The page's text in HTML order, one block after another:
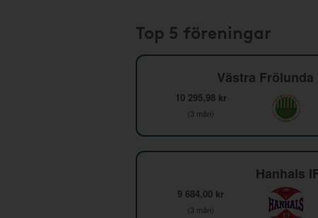
Top 5 föreningar
Västra Frölunda
10 295,98 kr
(3 mån)
Hanhals
9 684,00 kr
(3 mån)